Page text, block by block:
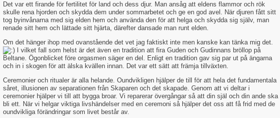
Det var ett firande för fertilitet för land och dess djur. Man ansåg att eldens flammor och rök
skulle rena hjorden och skydda dem under sommarbetet och ge en god avel. När djuren fått sitt
tog byinvånarna med sig elden hem och använda den för att helga och skydda sig själv, man
renade sitt hem och lättade sitt hjärta, därefter dansade man runt elden.
Om det hänger ihop med ovanstående det vet jag faktiskt inte men kanske kan tänka mig det.
I vilket fall som helst är det även en tradition att fira Guden och Gudinnans bröllop på
Beltane. Ögonblicket före orgasmen säger en del. Enligt en tradition gav sig par ut på ängarna
och in i skogen för att älska kvällen innan. Det var ett sätt att främja tillväxten.
Ceremonier och ritualer är alla helande. Oundvikligen hjälper de till för att hela det fundamentala
såret, illusionen av separationen från Skaparen och det skapade. Genom att vi deltar i
ceremonier hjälper vi till att bygga broar. Vi reparerar övergångar så att din själ och din ande ska
bli ett. När vi helgar viktiga livshändelser med en ceremoni så hjälper det oss att få frid med de
oundvikliga förändringar som livet består av.